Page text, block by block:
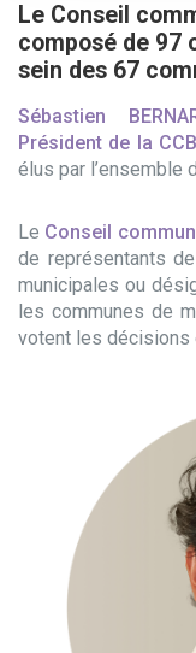
Les
Les services
Le statut de l’élu
Le Conseil
composé de 97
sein des 67
Sébastien
Président de la
élus par l’ensemble
Le Conseil
de représentants
municipales ou
les communes de
votent les décisions